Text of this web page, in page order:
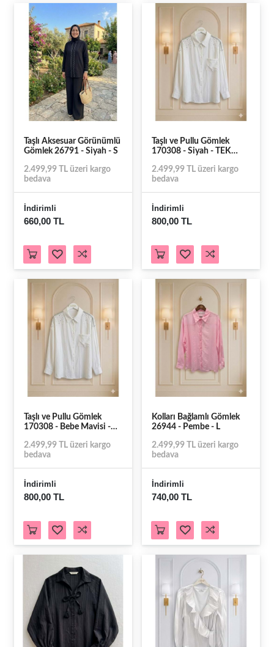
Taşlı Aksesuar Görünümlü
Gömlek 26791 - Siyah - S
2.499,99 TL üzeri kargo
bedava
İndirimli
660,00 TL
Taşlı ve Pullu Gömlek
170308 - Siyah - TEK
67516
2.499,99 TL üzeri kargo
bedava
İndirimli
800,00 TL
Taşlı ve Pullu Gömlek
170308 - Bebe Mavisi -
AZRA08595-67513
2.499,99 TL üzeri kargo
bedava
İndirimli
800,00 TL
Kolları Bağlamlı Gömlek
26944 - Pembe - L
2.499,99 TL üzeri kargo
bedava
İndirimli
740,00 TL